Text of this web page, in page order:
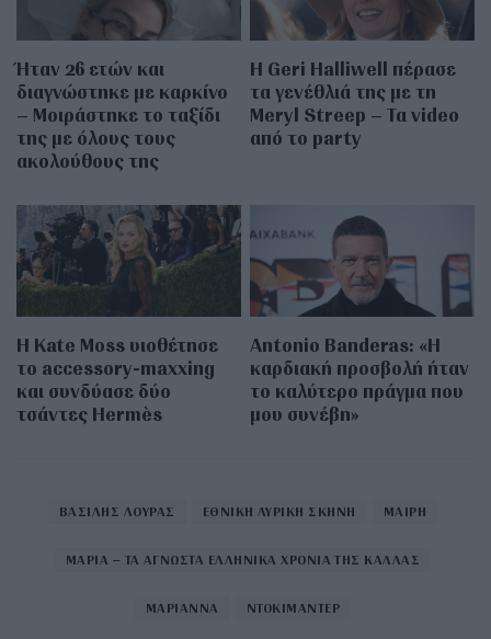
Ήταν 26 ετών και
διαγνώστηκε με καρκίνο
– Μοιράστηκε το ταξίδι
της με όλους τους
ακολούθους της
Η Geri Halliwell πέρασε
τα γενέθλιά της με τη
Meryl Streep – Τα video
από το party
Η Kate Moss υιοθέτησε
τo accessory-maxxing
και συνδύασε δύο
τσάντες Hermès
Antonio Banderas: «Η
καρδιακή προσβολή ήταν
το καλύτερο πράγμα που
μου συνέβη»
ΒΑΣΙΛΗΣ ΛΟΥΡΑΣ ΕΘΝΙΚΗ ΛΥΡΙΚΗ ΣΚΗΝΗ ΜΑΙΡΗ
ΜΑΡΙΑ – ΤΑ ΑΓΝΩΣΤΑ ΕΛΛΗΝΙΚΑ ΧΡΟΝΙΑ ΤΗΣ ΚΑΛΛΑΣ
ΜΑΡΙΑΝΝΑ ΝΤΟΚΙΜΑΝΤΕΡ